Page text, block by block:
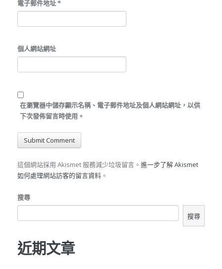
電子郵件地址*
個人網站網址
在瀏覽器中儲存顯示名稱、電子郵件地址及個人網站網址，以供
下次發佈留言時使用。
這個網站採用 Akismet 服務減少垃圾留言。 進一步了解 Akismet
如何處理網站訪客的留言資料 。
搜尋
搜尋
近期文章